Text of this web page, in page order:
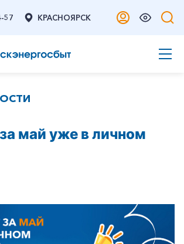
57 КРАСНОЯРСК
май уже в личном